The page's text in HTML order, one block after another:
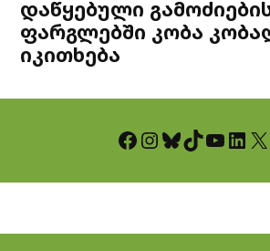
დაწყებული
ფარგლებში კობა
იკითხება
Facebook InstagramBluesky TikTok YouTube LinkedIn X